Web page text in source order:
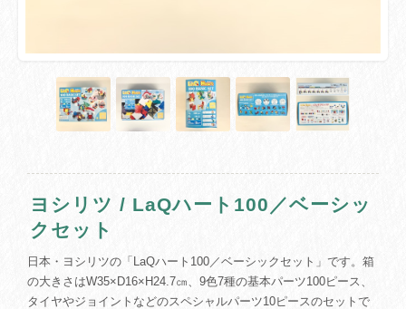
ヨシリツ / LaQハート100／ベーシッ
クセット
日本・ヨシリツの「LaQハート100／ベーシックセット」です。箱
の大きさはW35×D16×H24.7㎝、9色7種の基本パーツ100ピース、
タイヤやジョイントなどのスペシャルパーツ10ピースのセットで